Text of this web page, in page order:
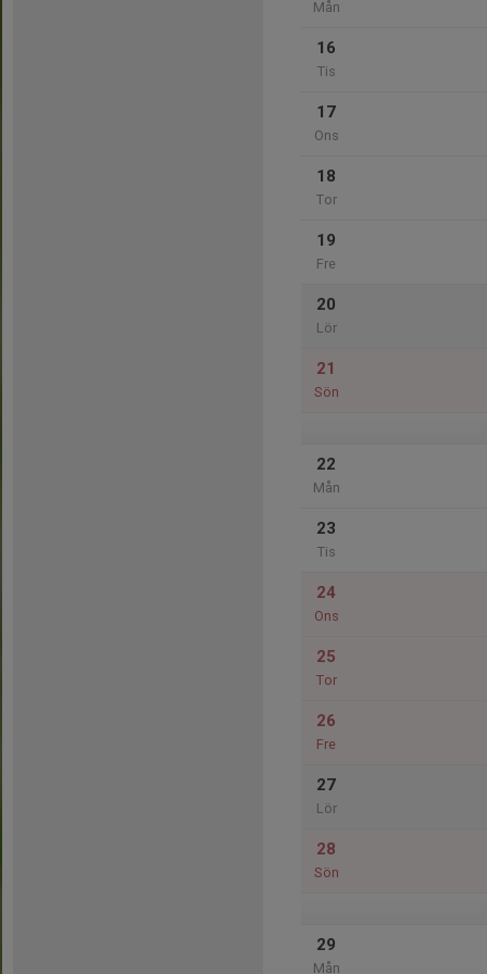
Mån
16
Tis
17
Ons
18
Tor
19
Fre
20
Lör
21
Sön
22
Mån
23
Tis
24
Ons
25
Tor
26
Fre
27
Lör
28
Sön
29
Mån